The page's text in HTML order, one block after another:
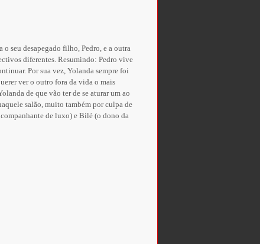
seu desapegado filho, Pedro, e a outra
diferentes. Resumindo: Pedro vive
Por sua vez, Yolanda sempre foi
ver o outro fora da vida o mais
de que vão ter de se aturar um ao
salão, muito também por culpa de
de luxo) e Bilé (o dono da